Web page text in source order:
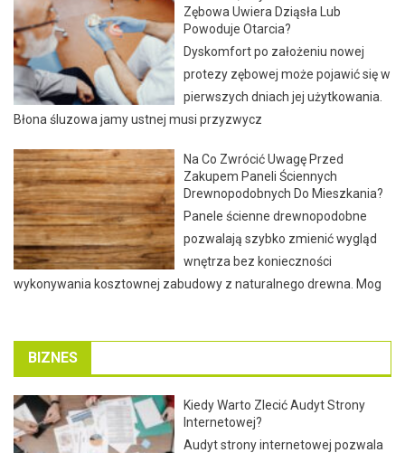
Zębowa Uwiera Dziąsła Lub
Powoduje Otarcia?
Dyskomfort po założeniu nowej
protezy zębowej może pojawić się w
pierwszych dniach jej użytkowania.
Błona śluzowa jamy ustnej musi przyzwycz
Na Co Zwrócić Uwagę Przed
Zakupem Paneli Ściennych
Drewnopodobnych Do Mieszkania?
Panele ścienne drewnopodobne
pozwalają szybko zmienić wygląd
wnętrza bez konieczności
wykonywania kosztownej zabudowy z naturalnego drewna. Mog
BIZNES
Kiedy Warto Zlecić Audyt Strony
Internetowej?
Audyt strony internetowej pozwala